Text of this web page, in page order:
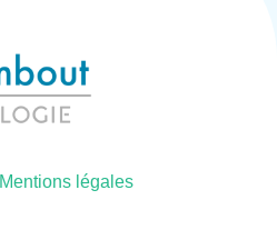
Mentions légales